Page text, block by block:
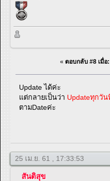
« ตอบกลับ #8 เมื่อ:
Update ได้ค่ะ
แต่กลายเป็นว่า Updateทุกวั
ตามDateค่ะ
25 เม.ย. 61 , 17:33:53
สันติสุข